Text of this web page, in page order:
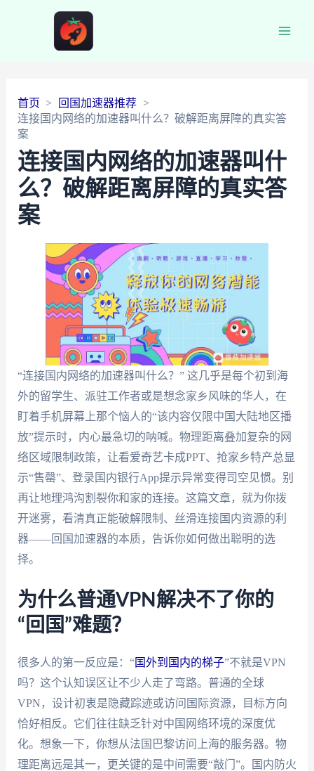
首页
回国加速器推荐
连接国内网络的加速器叫什么？破解距离屏障的真实答
案
连接国内网络的加速器叫什
么？破解距离屏障的真实答
案
“连接国内网络的加速器叫什么？” 这几乎是每个初到海
外的留学生、派驻工作者或是想念家乡风味的华人，在
盯着手机屏幕上那个恼人的“该内容仅限中国大陆地区播
放”提示时，内心最急切的呐喊。物理距离叠加复杂的网
络区域限制政策，让看爱奇艺卡成PPT、抢家乡特产总显
示“售罄”、登录国内银行App提示异常变得司空见惯。别
再让地理鸿沟割裂你和家的连接。这篇文章，就为你拨
开迷雾，看清真正能破解限制、丝滑连接国内资源的利
器——回国加速器的本质，告诉你如何做出聪明的选
择。
为什么普通VPN解决不了你的
“回国”难题？
很多人的第一反应是：“国外到国内的梯子”不就是VPN
吗？这个认知误区让不少人走了弯路。普通的全球
VPN，设计初衷是隐藏踪迹或访问国际资源，目标方向
恰好相反。它们往往缺乏针对中国网络环境的深度优
化。想象一下，你想从法国巴黎访问上海的服务器。物
理距离远是其一，更关键的是中间需要“敲门”。国内防火